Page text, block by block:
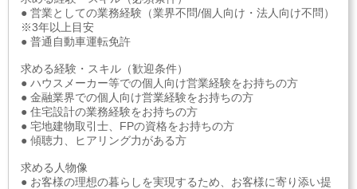
● 営業としての業務経験（業界不問/個人向け・法人向け不問）
※3年以上目安
● 普通自動車運転免許
求める経験・スキル（歓迎条件）
● ハウスメーカー等での個人向け営業経験をお持ちの方
● 金融業界での個人向け営業経験をお持ちの方
● 住宅設計の業務経験をお持ちの方
● 宅地建物取引士、FPの資格をお持ちの方
● 傾聴力、ヒアリング力がある方
求める人物像
● お客様の理想の暮らしを実現するため、お客様に寄り添い提